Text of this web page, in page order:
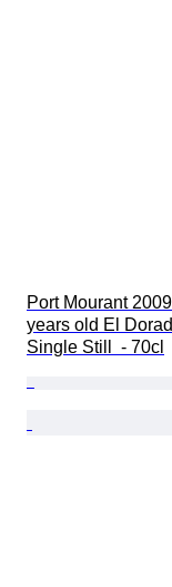
Port Mourant
years old El
Single Still  - 70cl